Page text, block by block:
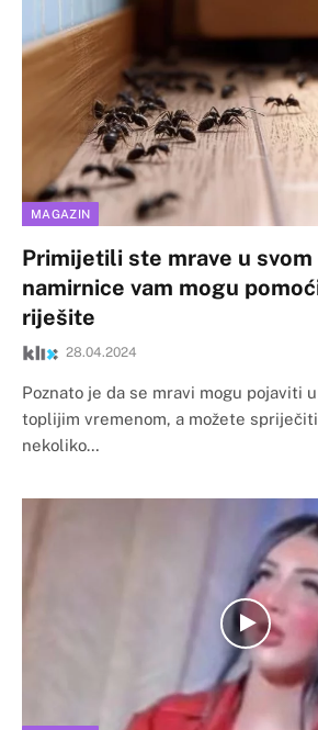
MAGAZIN
Primijetili ste mrave u svom
namirnice vam mogu
riješite
28.04.2024
Poznato je da se mravi mogu pojaviti
toplijim vremenom, a možete
nekoliko…